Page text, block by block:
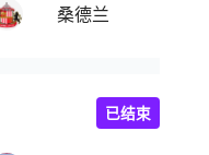
桑德兰
已结束